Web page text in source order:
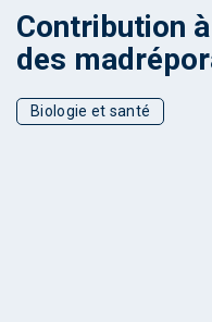
Contribution
des
Biologie et santé